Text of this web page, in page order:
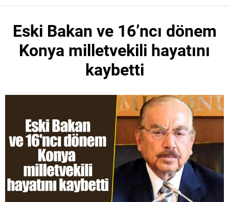
Eski Bakan ve 16’ncı dönem
Konya milletvekili hayatını
kaybetti